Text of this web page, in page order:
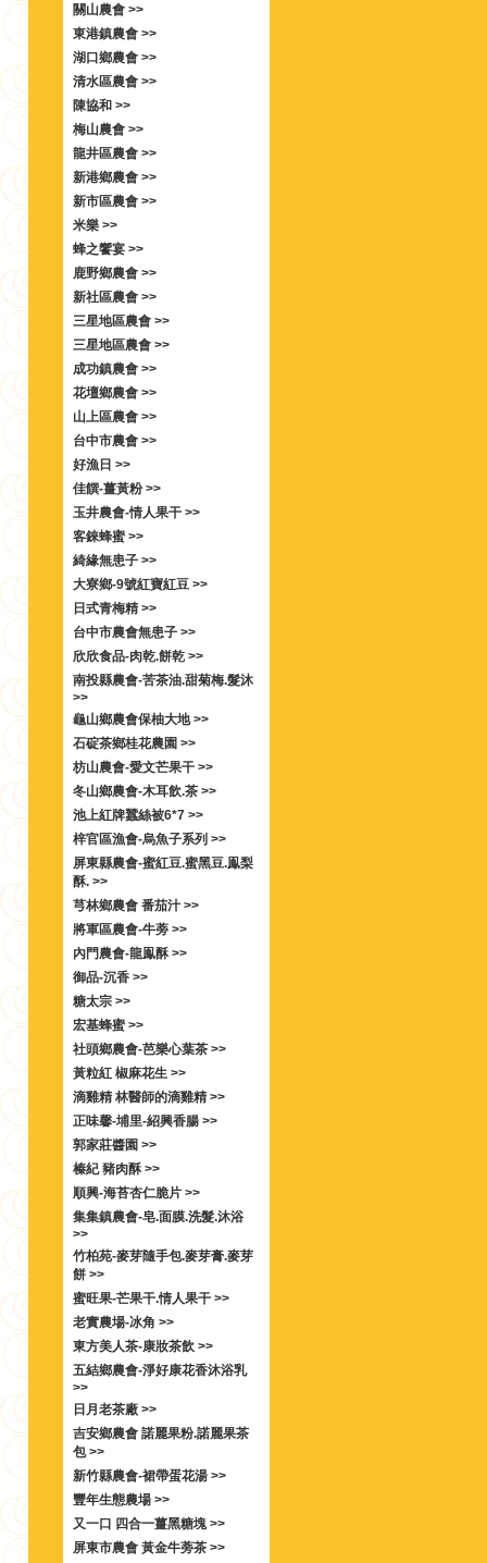
關山農會 >>
東港鎮農會 >>
湖口鄉農會 >>
清水區農會 >>
陳協和 >>
梅山農會 >>
龍井區農會 >>
新港鄉農會 >>
新市區農會 >>
米樂 >>
蜂之饗宴 >>
鹿野鄉農會 >>
新社區農會 >>
三星地區農會 >>
三星地區農會 >>
成功鎮農會 >>
花壇鄉農會 >>
山上區農會 >>
台中市農會 >>
好漁日 >>
佳饌-薑黃粉 >>
玉井農會-情人果干 >>
客錸蜂蜜 >>
綺緣無患子 >>
大寮鄉-9號紅寶紅豆 >>
日式青梅精 >>
台中市農會無患子 >>
欣欣食品-肉乾.餅乾 >>
南投縣農會-苦茶油.甜菊梅.髮沐
>>
龜山鄉農會保柚大地 >>
石碇茶鄉桂花農園 >>
枋山農會-愛文芒果干 >>
冬山鄉農會-木耳飲.茶 >>
池上紅牌蠶絲被6*7 >>
梓官區漁會-烏魚子系列 >>
屏東縣農會-蜜紅豆.蜜黑豆.鳯梨
酥. >>
芎林鄉農會 番茄汁 >>
將軍區農會-牛蒡 >>
內門農會-龍鳯酥 >>
御品-沉香 >>
糖太宗 >>
宏基蜂蜜 >>
社頭鄉農會-芭樂心葉茶 >>
黃粒紅 椒麻花生 >>
滴雞精 林醫師的滴雞精 >>
正味馨-埔里-紹興香腸 >>
郭家莊醬園 >>
榛紀 豬肉酥 >>
順興-海苔杏仁脆片 >>
集集鎮農會-皂.面膜.洗髮.沐浴
>>
竹柏苑-麥芽隨手包.麥芽膏.麥芽
餅 >>
蜜旺果-芒果干.情人果干 >>
老實農場-冰角 >>
東方美人茶-康妝茶飲 >>
五結鄉農會-淨好康花香沐浴乳
>>
日月老茶廠 >>
吉安鄉農會 諾麗果粉.諾麗果茶
包 >>
新竹縣農會-裙帶蛋花湯 >>
豐年生態農場 >>
又一口 四合一薑黑糖塊 >>
屏東市農會 黃金牛蒡茶 >>